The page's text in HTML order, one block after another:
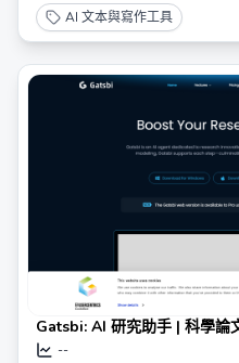
AI 文本與寫作工具
Gatsbi: AI 研究助手 | 科學論
--